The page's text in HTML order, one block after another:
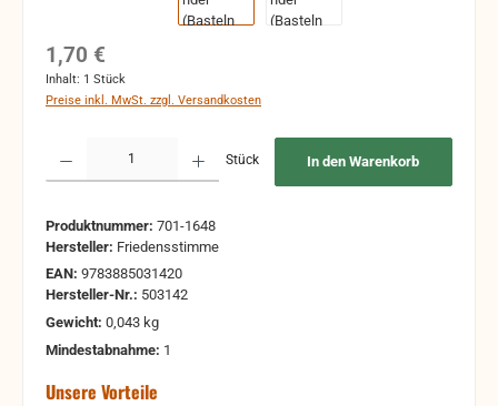
Regulärer Preis:
1,70 €
Inhalt: 1 Stück
Preise inkl. MwSt. zzgl. Versandkosten
Stück In den Warenkorb
Produktnummer: 701-1648
Hersteller: Friedensstimme
EAN: 9783885031420
Hersteller-Nr.: 503142
Gewicht: 0,043 kg
Mindestabnahme: 1
Unsere Vorteile